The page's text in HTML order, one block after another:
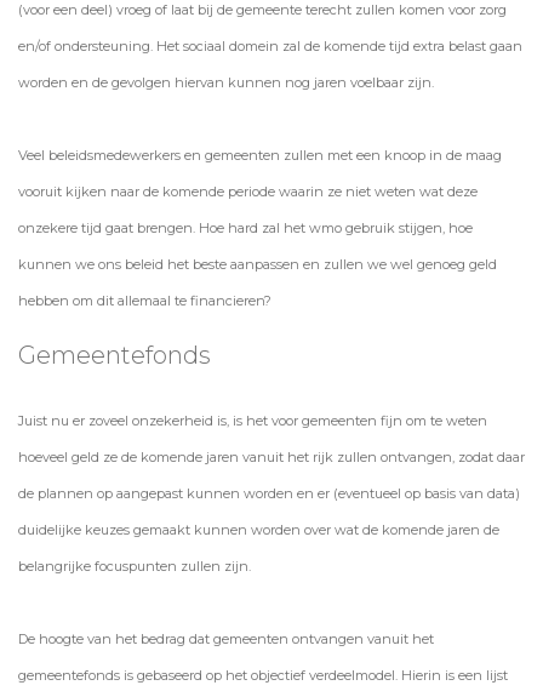
(voor een deel) vroeg of laat bij de gemeente terecht zullen komen voor zorg
en/of ondersteuning. Het sociaal domein zal de komende tijd extra belast gaan
worden en de gevolgen hiervan kunnen nog jaren voelbaar zijn.
Veel beleidsmedewerkers en gemeenten zullen met een knoop in de maag
vooruit kijken naar de komende periode waarin ze niet weten wat deze
onzekere tijd gaat brengen. Hoe hard zal het wmo gebruik stijgen, hoe
kunnen we ons beleid het beste aanpassen en zullen we wel genoeg geld
hebben om dit allemaal te financieren?
Gemeentefonds
Juist nu er zoveel onzekerheid is, is het voor gemeenten fijn om te weten
hoeveel geld ze de komende jaren vanuit het rijk zullen ontvangen, zodat daar
de plannen op aangepast kunnen worden en er (eventueel op basis van data)
duidelijke keuzes gemaakt kunnen worden over wat de komende jaren de
belangrijke focuspunten zullen zijn.
De hoogte van het bedrag dat gemeenten ontvangen vanuit het
gemeentefonds is gebaseerd op het objectief verdeelmodel. Hierin is een lijst